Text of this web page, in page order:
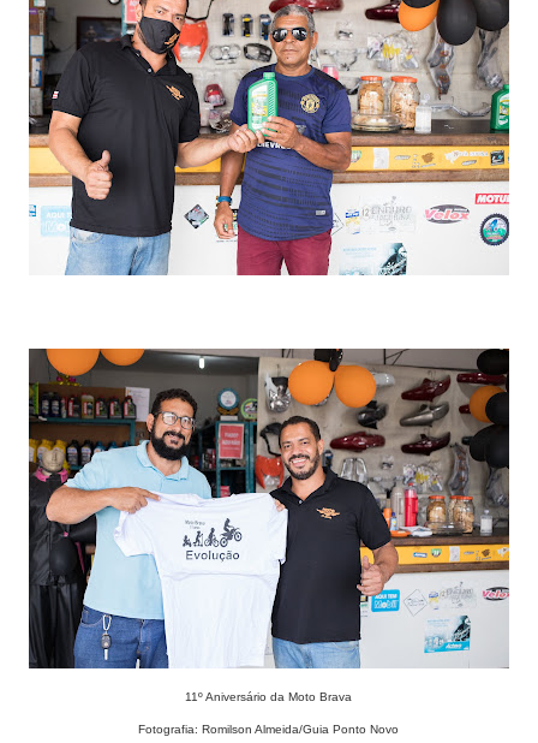
11º Aniversário da Moto Brava
Fotografia: Romilson Almeida/Guia Ponto Novo